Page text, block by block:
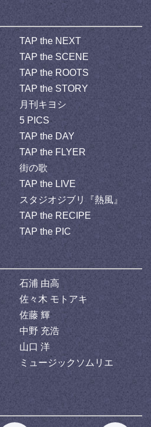
TAP the NEXT
TAP the SCENE
TAP the ROOTS
TAP the STORY
月刊キヨシ
5 PICS
TAP the DAY
TAP the FLYER
街の歌
TAP the LIVE
スタジオジブリ『熱風』
TAP the RECIPE
TAP the PIC
石浦 由高
佐々木 モトアキ
佐藤 輝
中野 充浩
山口 洋
ミュージックソムリエ